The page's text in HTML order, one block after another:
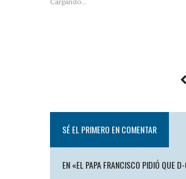
SÉ EL PRIMERO EN COMENTAR
EN «EL PAPA FRANCISCO PIDIÓ QUE